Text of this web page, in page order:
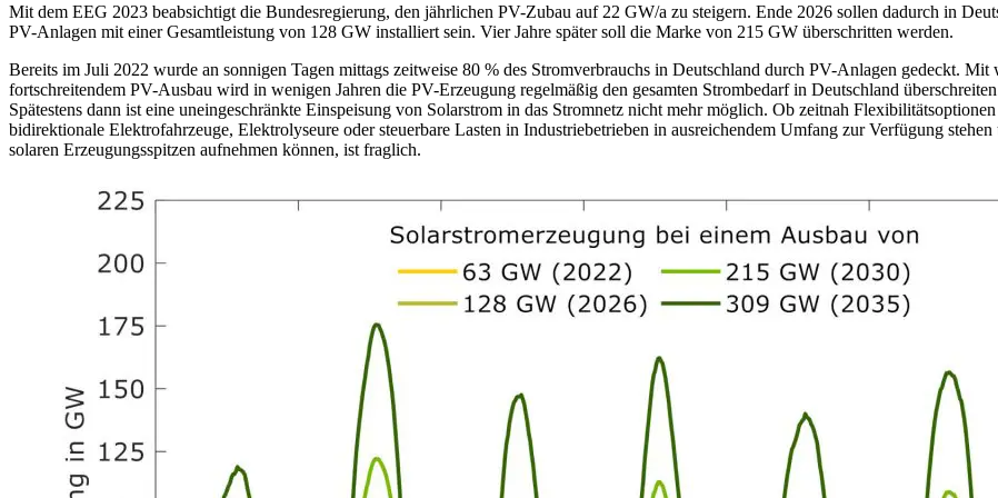
Mit dem EEG 2023 beabsichtigt die Bundesregierung, den jährlichen PV-Zubau auf 22 GW/a zu steigern. Ende 2026 sollen dadurch in
PV-Anlagen mit einer Gesamtleistung von 128 GW installiert sein. Vier Jahre später soll die Marke von 215 GW überschritten werden.
Bereits im Juli 2022 wurde an sonnigen Tagen mittags zeitweise 80 % des Stromverbrauchs in Deutschland durch PV-Anlagen gedeckt. Mit
fortschreitendem PV-Ausbau wird in wenigen Jahren die PV-Erzeugung regelmäßig den gesamten Strombedarf in Deutschland
Spätestens dann ist eine uneingeschränkte Einspeisung von Solarstrom in das Stromnetz nicht mehr möglich. Ob zeitnah
bidirektionale Elektrofahrzeuge, Elektrolyseure oder steuerbare Lasten in Industriebetrieben in ausreichendem Umfang zur Verfügung stehen
solaren Erzeugungsspitzen aufnehmen können, ist fraglich.